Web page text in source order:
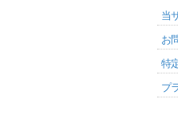
当
お
特
プ